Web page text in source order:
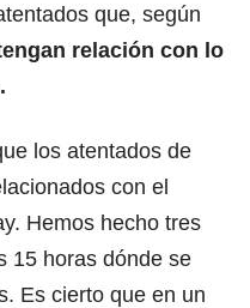
que, según
relación con lo
los atentados de
con el
Hemos hecho tres
15 horas dónde se
Es cierto que en un